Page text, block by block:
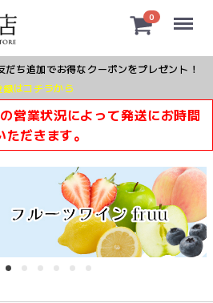
0 Menu
ち追加でお得なクーポンをプレゼント！
録はコチラから
営業状況によって発送にお時間
ただきます。